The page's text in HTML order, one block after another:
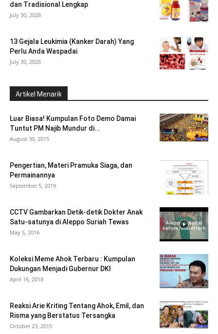
dan Tradisional Lengkap
July 30, 2026
13 Gejala Leukimia (Kanker Darah) Yang
Perlu Anda Waspadai
July 30, 2026
Artikel Menarik
Luar Biasa! Kumpulan Foto Demo Damai
Tuntut PM Najib Mundur di...
August 30, 2015
Pengertian, Materi Pramuka Siaga, dan
Permainannya
September 5, 2019
CCTV Gambarkan Detik-detik Dokter Anak
Satu-satunya di Aleppo Suriah Tewas
May 5, 2016
Koleksi Meme Ahok Terbaru : Kumpulan
Dukungan Menjadi Gubernur DKI
April 16, 2018
Reaksi Arie Kriting Tentang Ahok, Emil, dan
Risma yang Berstatus Tersangka
October 23, 2015